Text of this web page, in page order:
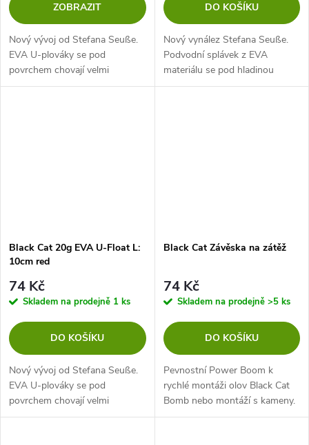
ZOBRAZIT
Nový vývoj od Stefana Seuße.
EVA U-plováky se pod
povrchem chovají velmi
nenápadně a lze je stříkat
DO KOŠÍKU
Nový vynález Stefana Seuße.
Podvodní splávek z EVA
materiálu se pod hladinou
chová velmi nenápadně a může
Black Cat 20g EVA U-Float L:
10cm red
74 Kč
Skladem na prodejně 1 ks
DO KOŠÍKU
Nový vývoj od Stefana Seuße.
EVA U-plováky se pod
povrchem chovají velmi
nenápadně a lze je stříkat
Black Cat Závěska na zátěž
74 Kč
Skladem na prodejně >5 ks
DO KOŠÍKU
Pevnostní Power Boom k
rychlé montáži olov Black Cat
Bomb nebo montáží s kameny.
Je možné ho flexibilně použít na